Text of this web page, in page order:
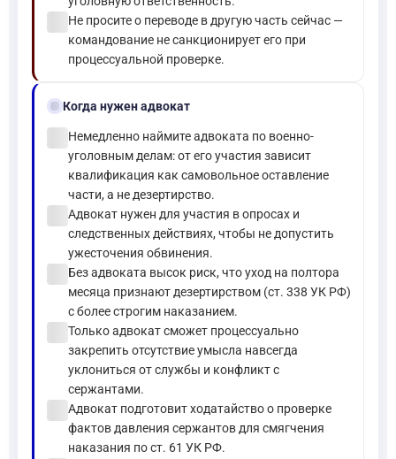
Не просите о переводе в другую часть сейчас —
командование не санкционирует его при
процессуальной проверке.
gavelКогда нужен адвокат
Немедленно наймите адвоката по военно-
уголовным делам: от его участия зависит
квалификация как самовольное оставление
части, а не дезертирство.
Адвокат нужен для участия в опросах и
следственных действиях, чтобы не допустить
ужесточения обвинения.
Без адвоката высок риск, что уход на полтора
месяца признают дезертирством (ст. 338 УК РФ)
с более строгим наказанием.
Только адвокат сможет процессуально
закрепить отсутствие умысла навсегда
уклониться от службы и конфликт с
сержантами.
Адвокат подготовит ходатайство о проверке
фактов давления сержантов для смягчения
наказания по ст. 61 УК РФ.